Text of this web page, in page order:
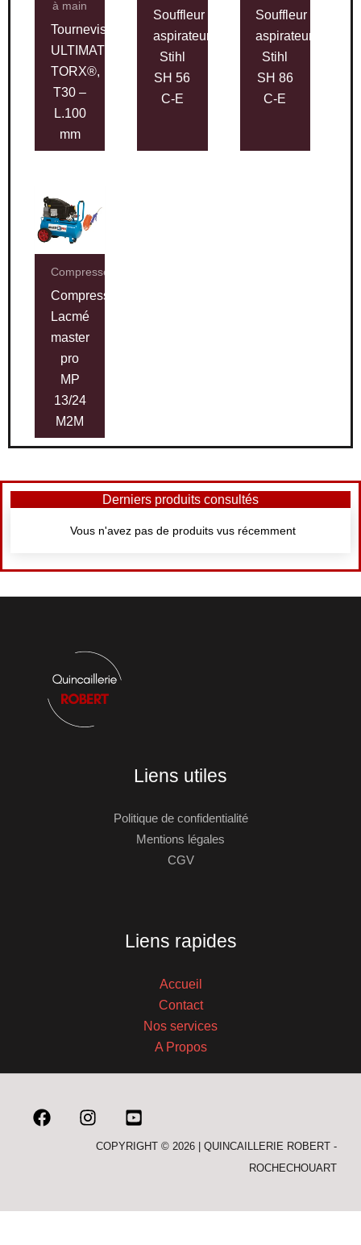
à main
Tournevis
ULTIMATE®
TORX®,
T30 –
L.100
mm
Souffleur
aspirateur
Stihl
SH 56
C-E
Souffleur
aspirateur
Stihl
SH 86
C-E
Compresseurs
Compresseur
Lacmé
master
pro
MP
13/24
M2M
Derniers produits consultés
Vous n'avez pas de produits vus récemment
Liens utiles
Politique de confidentialité
Mentions légales
CGV
Liens rapides
Accueil
Contact
Nos services
A Propos
COPYRIGHT © 2026 | QUINCAILLERIE ROBERT -
ROCHECHOUART